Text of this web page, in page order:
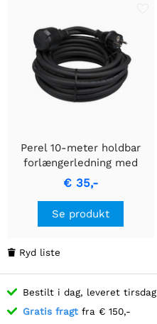
Perel 10-meter holdbar
forlængerledning med
3G2.5 specifikation
€ 35,-
Se produkt
 Ryd liste
Bestilt i dag, leveret tirsdag
Gratis fragt fra € 150,-